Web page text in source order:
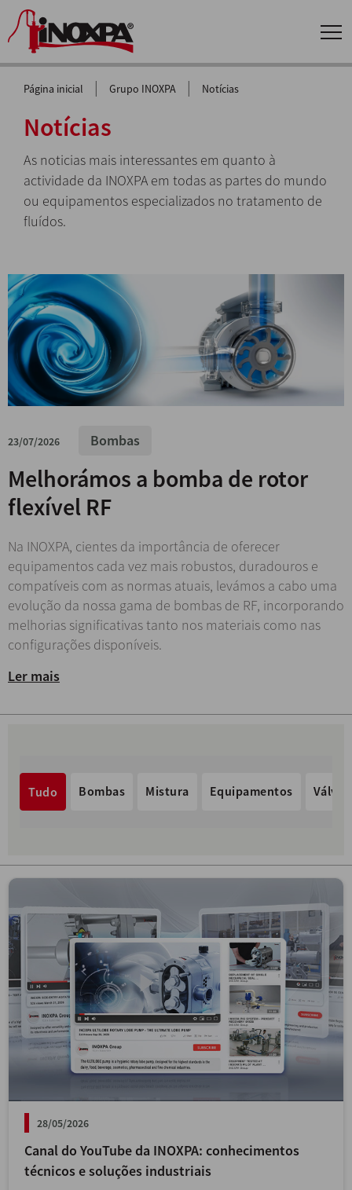
Página inicial | Grupo INOXPA | Notícias
Notícias
As noticias mais interessantes em quanto à
actividade da INOXPA em todas as partes do mundo
ou equipamentos especializados no tratamento de
fluídos.
23/07/2026 Bombas
Melhorámos a bomba de rotor
flexível RF
Na INOXPA, cientes da importância de oferecer
equipamentos cada vez mais robustos, duradouros e
compatíveis com as normas atuais, levámos a cabo uma
evolução da nossa gama de bombas de RF, incorporando
melhorias significativas tanto nos materiais como nas
configurações disponíveis.
Ler mais
Tudo Bombas Mistura Equipamentos
28/05/2026
Canal do YouTube da INOXPA: conhecimentos
técnicos e soluções industriais